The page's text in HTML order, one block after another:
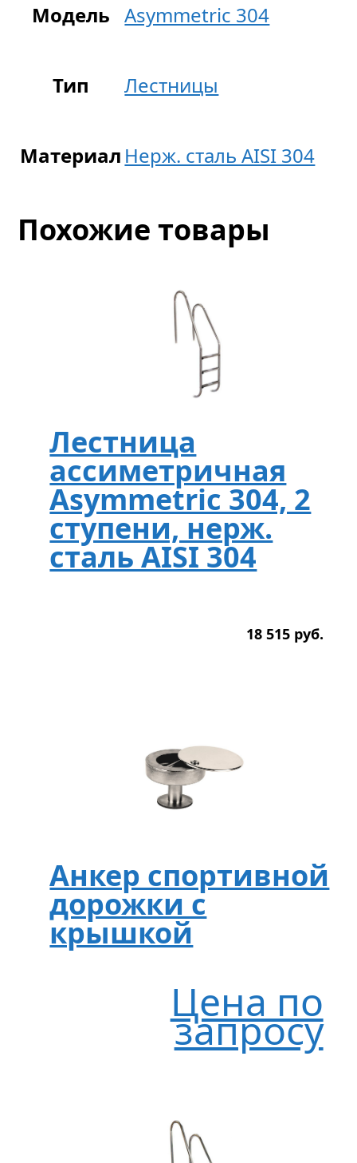
Модель Asymmetric 304
Тип Лестницы
Материал Нерж. сталь AISI 304
Похожие товары
Лестница
ассиметричная
Asymmetric 304, 2
ступени, нерж.
сталь AISI 304
18 515 руб.
Анкер спортивной
дорожки с
крышкой
Цена по
запросу